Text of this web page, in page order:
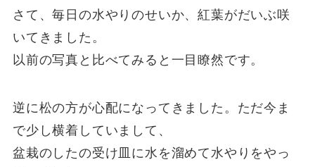
さて、毎日の水やりのせいか、紅葉がだいぶ咲
いてきました。
以前の写真と比べてみると一目瞭然です。
逆に松の方が心配になってきました。ただ今ま
で少し横着していまして、
盆栽のしたの受け皿に水を溜めて水やりをやっ